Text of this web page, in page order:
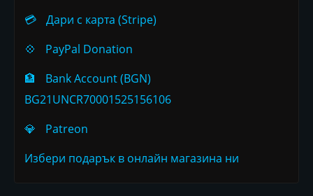
💳
Дари с карта (Stripe)
💠
PayPal Donation
🏦
Bank Account (BGN)
BG21UNCR70001525156106
💎
Patreon
Избери подарък в онлайн магазина ни